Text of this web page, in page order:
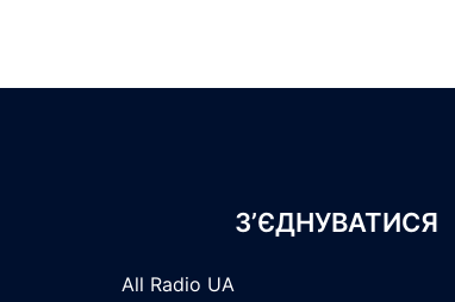
З’ЄДНУВАТИСЯ
All Radio UA